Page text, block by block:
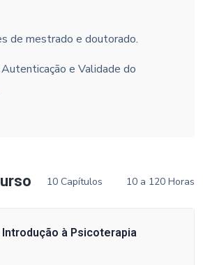
de mestrado e doutorado.
e Validade do
10 Capítulos 10 a 120 Horas
Introdução à Psicoterapia